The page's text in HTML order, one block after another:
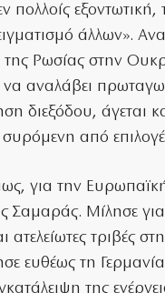
πολλοίς εξοντωτική,
άλλων».
Ρωσίας στην
αναλάβει
διεξόδου, άγεται
από
για την
Σαμαράς. Μίλησε
ατελείωτες τριβές
ευθέως τη
της